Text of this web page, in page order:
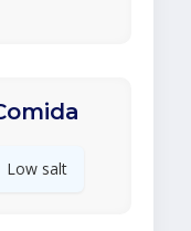
Low salt